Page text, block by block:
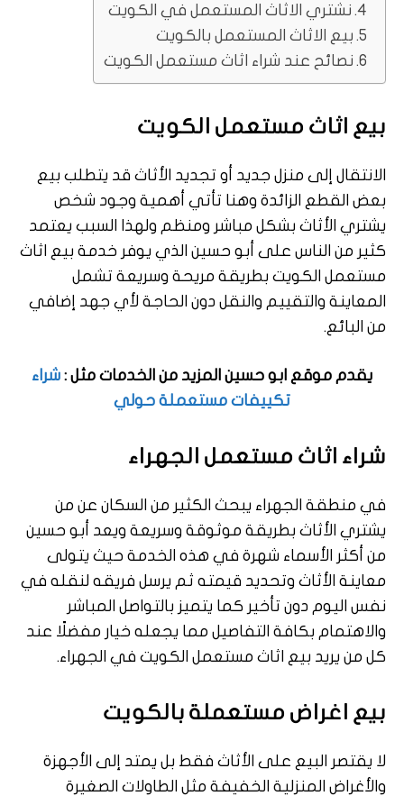
نشتري الاثاث المستعمل في الكويت
بيع الاثاث المستعمل بالكويت
نصائح عند شراء اثاث مستعمل الكويت
بيع اثاث مستعمل الكويت
الانتقال إلى منزل جديد أو تجديد الأثاث قد يتطلب بيع
بعض القطع الزائدة وهنا تأتي أهمية وجود شخص
يشتري الأثاث بشكل مباشر ومنظم ولهذا السبب يعتمد
كثير من الناس على أبو حسين الذي يوفر خدمة بيع اثاث
مستعمل الكويت بطريقة مريحة وسريعة تشمل
المعاينة والتقييم والنقل دون الحاجة لأي جهد إضافي
من البائع.
يقدم موقع ابو حسين المزيد من الخدمات مثل : شراء
تكييفات مستعملة حولي
شراء اثاث مستعمل الجهراء
في منطقة الجهراء يبحث الكثير من السكان عن من
يشتري الأثاث بطريقة موثوقة وسريعة ويعد أبو حسين
من أكثر الأسماء شهرة في هذه الخدمة حيث يتولى
معاينة الأثاث وتحديد قيمته ثم يرسل فريقه لنقله في
نفس اليوم دون تأخير كما يتميز بالتواصل المباشر
والاهتمام بكافة التفاصيل مما يجعله خيار مفضلًا عند
كل من يريد بيع اثاث مستعمل الكويت في الجهراء.
بيع اغراض مستعملة بالكويت
لا يقتصر البيع على الأثاث فقط بل يمتد إلى الأجهزة
والأغراض المنزلية الخفيفة مثل الطاولات الصغيرة